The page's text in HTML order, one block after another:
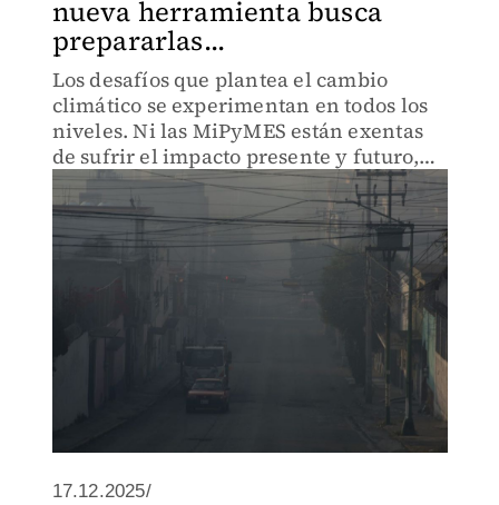
nueva herramienta busca
prepararlas...
Los desafíos que plantea el cambio
climático se experimentan en todos los
niveles. Ni las MiPyMES están exentas
de sufrir el impacto presente y futuro,
por lo que la adaptación es crucial.
17.12.2025/